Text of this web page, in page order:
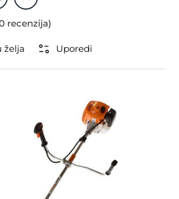
recenzija)
želja Uporedi